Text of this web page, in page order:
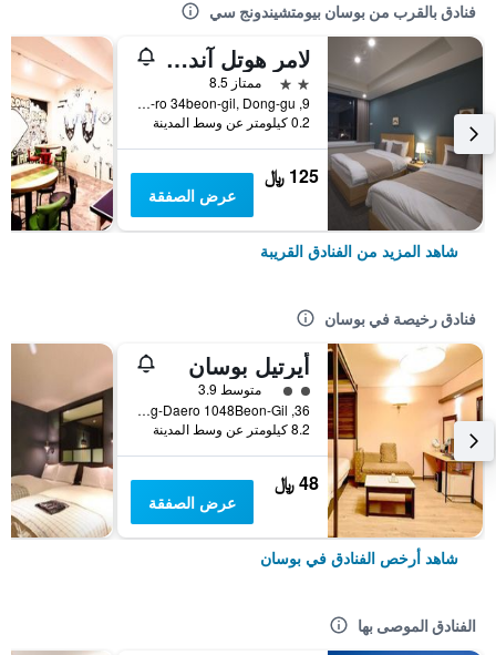
فنادق بالقرب من بوسان بيومتشيندونج سي
لامر هوتل آند سيووتر سبا بوسان
2 نجمتين
ممتاز 8.5
9, Jobang-ro 34beon-gil, Dong-gu, بوسان, كوريا الجنوبية
0.2 كيلومتر عن وسط المدينة
125 ﷼
عرض الصفقة
شاهد المزيد من الفنادق القريبة
فنادق رخيصة في بوسان
أيرتيل بوسان
تقييم فئة 2متوسط 3.9
36, Nakdong-Daero 1048Beon-Gil, بوسان, كوريا الجنوبية
8.2 كيلومتر عن وسط المدينة
48 ﷼
عرض الصفقة
شاهد أرخص الفنادق في بوسان
الفنادق الموصى بها